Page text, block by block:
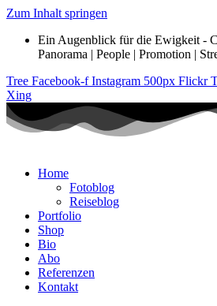
Zum Inhalt springen
Ein Augenblick für die Ewigkeit -
Panorama | People | Promotion |
Tree Facebook-f Instagram 500px Flickr
Xing
Home
Fotoblog
Reiseblog
Portfolio
Shop
Bio
Abo
Referenzen
Kontakt